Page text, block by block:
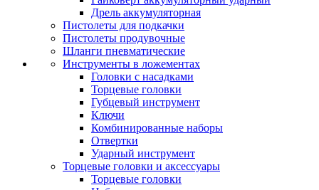
Дрель аккумуляторная
Пистолеты для подкачки
Пистолеты продувочные
Шланги пневматические
Инструменты в ложементах
Головки с насадками
Торцевые головки
Губцевый инструмент
Ключи
Комбинированные наборы
Отвертки
Ударный инструмент
Торцевые головки и аксессуары
Торцевые головки